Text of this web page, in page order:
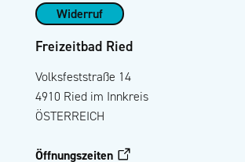
Widerruf
Freizeitbad Ried
Volksfeststraße 14
4910 Ried im Innkreis
ÖSTERREICH
Öffnungszeiten